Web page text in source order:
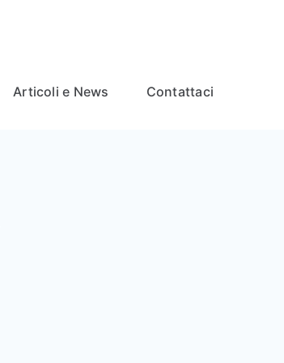
Articoli e News Contattaci